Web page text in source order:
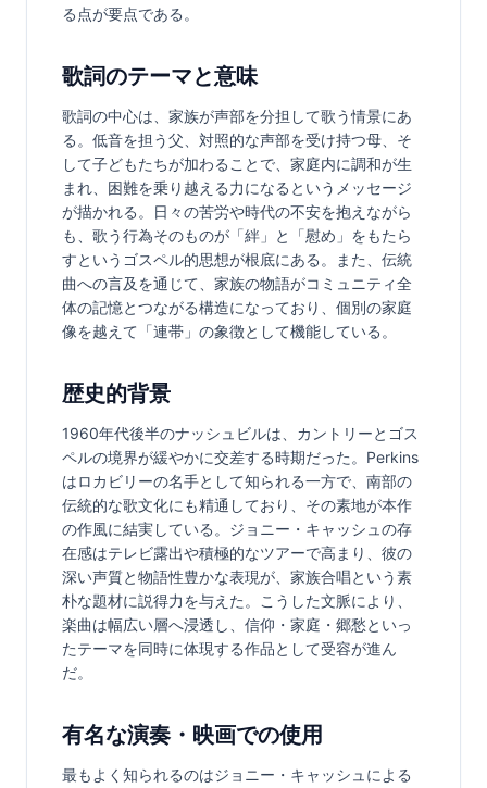
る点が要点である。
歌詞のテーマと意味
歌詞の中心は、家族が声部を分担して歌う情景にあ
る。低音を担う父、対照的な声部を受け持つ母、そ
して子どもたちが加わることで、家庭内に調和が生
まれ、困難を乗り越える力になるというメッセージ
が描かれる。日々の苦労や時代の不安を抱えながら
も、歌う行為そのものが「絆」と「慰め」をもたら
すというゴスペル的思想が根底にある。また、伝統
曲への言及を通じて、家族の物語がコミュニティ全
体の記憶とつながる構造になっており、個別の家庭
像を越えて「連帯」の象徴として機能している。
歴史的背景
1960年代後半のナッシュビルは、カントリーとゴス
ペルの境界が緩やかに交差する時期だった。Perkins
はロカビリーの名手として知られる一方で、南部の
伝統的な歌文化にも精通しており、その素地が本作
の作風に結実している。ジョニー・キャッシュの存
在感はテレビ露出や積極的なツアーで高まり、彼の
深い声質と物語性豊かな表現が、家族合唱という素
朴な題材に説得力を与えた。こうした文脈により、
楽曲は幅広い層へ浸透し、信仰・家庭・郷愁といっ
たテーマを同時に体現する作品として受容が進ん
だ。
有名な演奏・映画での使用
最もよく知られるのはジョニー・キャッシュによる